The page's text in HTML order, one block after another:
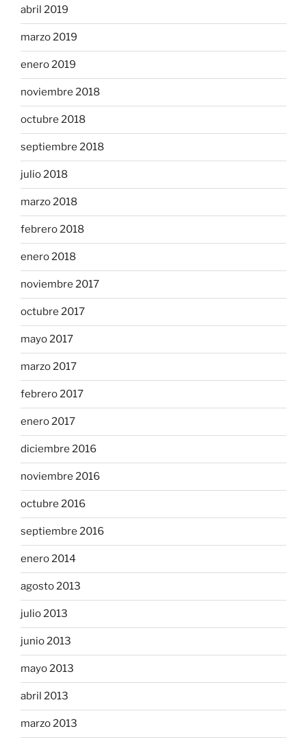
abril 2019
marzo 2019
enero 2019
noviembre 2018
octubre 2018
septiembre 2018
julio 2018
marzo 2018
febrero 2018
enero 2018
noviembre 2017
octubre 2017
mayo 2017
marzo 2017
febrero 2017
enero 2017
diciembre 2016
noviembre 2016
octubre 2016
septiembre 2016
enero 2014
agosto 2013
julio 2013
junio 2013
mayo 2013
abril 2013
marzo 2013